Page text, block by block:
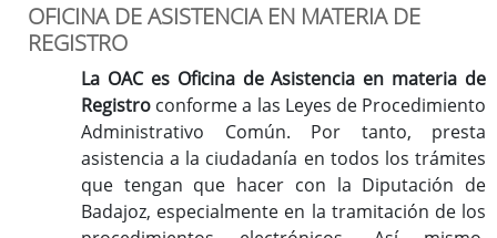
OFICINA DE ASISTENCIA EN MATERIA DE
REGISTRO
La OAC es Oficina de Asistencia en materia de
Registro conforme a las Leyes de Procedimiento
Administrativo Común. Por tanto, presta
asistencia a la ciudadanía en todos los trámites
que tengan que hacer con la Diputación de
Badajoz, especialmente en la tramitación de los